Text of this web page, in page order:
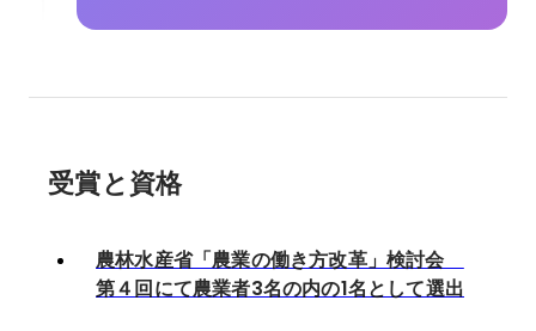
受賞と資格
農林水産省「農業の働き方改革」検討会
第４回にて農業者3名の内の1名として選出